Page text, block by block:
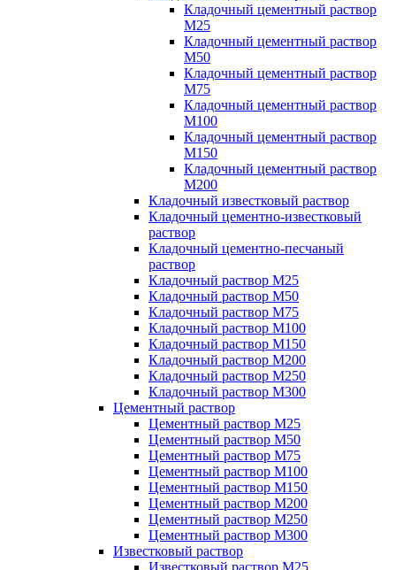
Кладочный цементный раствор
М25
Кладочный цементный раствор
М50
Кладочный цементный раствор
М75
Кладочный цементный раствор
М100
Кладочный цементный раствор
М150
Кладочный цементный раствор
М200
Кладочный известковый раствор
Кладочный цементно-известковый
раствор
Кладочный цементно-песчаный
раствор
Кладочный раствор М25
Кладочный раствор М50
Кладочный раствор М75
Кладочный раствор М100
Кладочный раствор М150
Кладочный раствор М200
Кладочный раствор М250
Кладочный раствор М300
Цементный раствор
Цементный раствор М25
Цементный раствор М50
Цементный раствор М75
Цементный раствор М100
Цементный раствор М150
Цементный раствор М200
Цементный раствор М250
Цементный раствор М300
Известковый раствор
Известковый раствор М25